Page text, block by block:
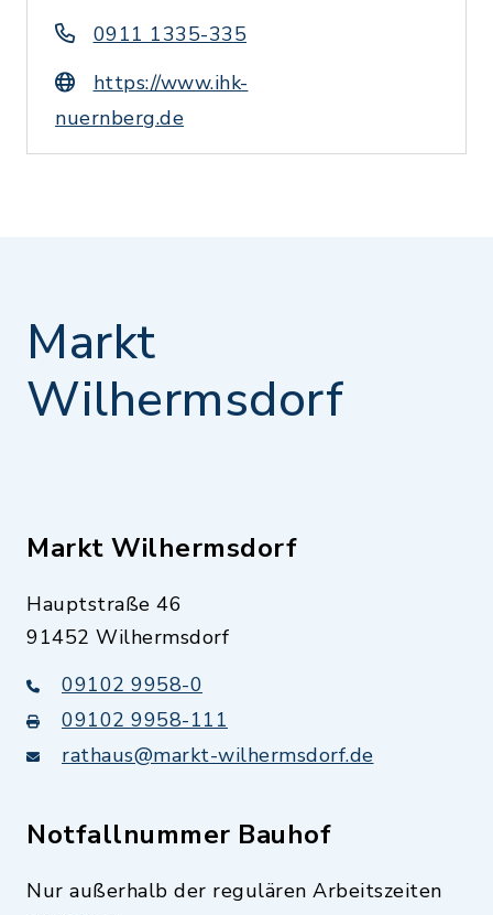
0911 1335-335
https://www.ihk-
nuernberg.de
Markt
Wilhermsdorf
Markt Wilhermsdorf
Hauptstraße 46
91452 Wilhermsdorf
09102 9958-0
09102 9958-111
rathaus@markt-wilhermsdorf.de
Notfallnummer Bauhof
Nur außerhalb der regulären Arbeitszeiten